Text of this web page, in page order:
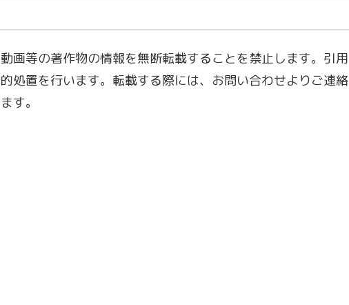
画等の著作物の情報を無断転載することを禁止します。引用
処置を行います。転載する際には、お問い合わせよりご連絡
す。